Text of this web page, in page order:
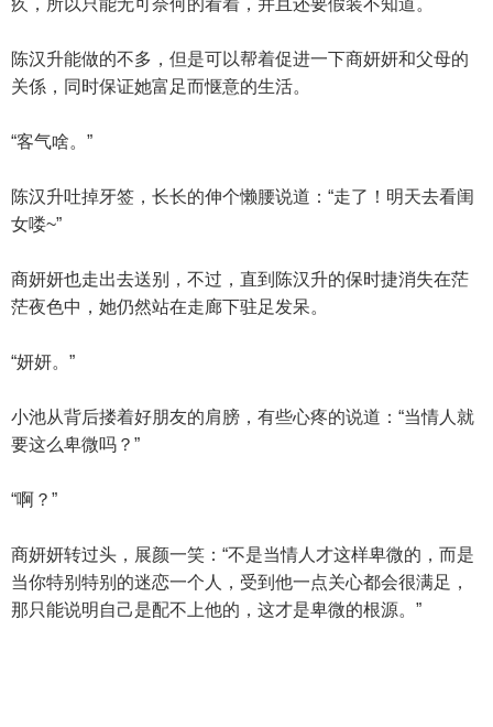
疚，所以只能无可奈何的看着，并且还要假装不知道。
陈汉升能做的不多，但是可以帮着促进一下商妍妍和父母的
关係，同时保证她富足而惬意的生活。
“客气啥。”
陈汉升吐掉牙签，长长的伸个懒腰说道：“走了！明天去看闺
女喽~”
商妍妍也走出去送别，不过，直到陈汉升的保时捷消失在茫
茫夜色中，她仍然站在走廊下驻足发呆。
“妍妍。”
小池从背后搂着好朋友的肩膀，有些心疼的说道：“当情人就
要这么卑微吗？”
“啊？”
商妍妍转过头，展颜一笑：“不是当情人才这样卑微的，而是
当你特别特别的迷恋一个人，受到他一点关心都会很满足，
那只能说明自己是配不上他的，这才是卑微的根源。”